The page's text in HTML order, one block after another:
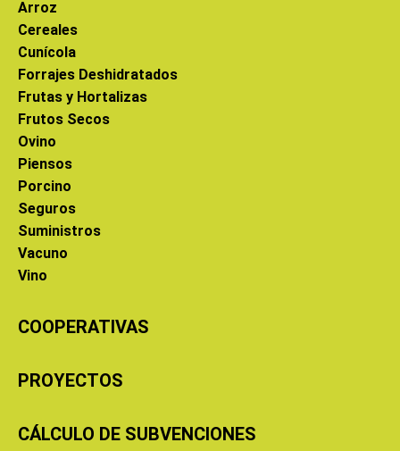
Arroz
Cereales
Cunícola
Forrajes Deshidratados
Frutas y Hortalizas
Frutos Secos
Ovino
Piensos
Porcino
Seguros
Suministros
Vacuno
Vino
COOPERATIVAS
PROYECTOS
CÁLCULO DE SUBVENCIONES